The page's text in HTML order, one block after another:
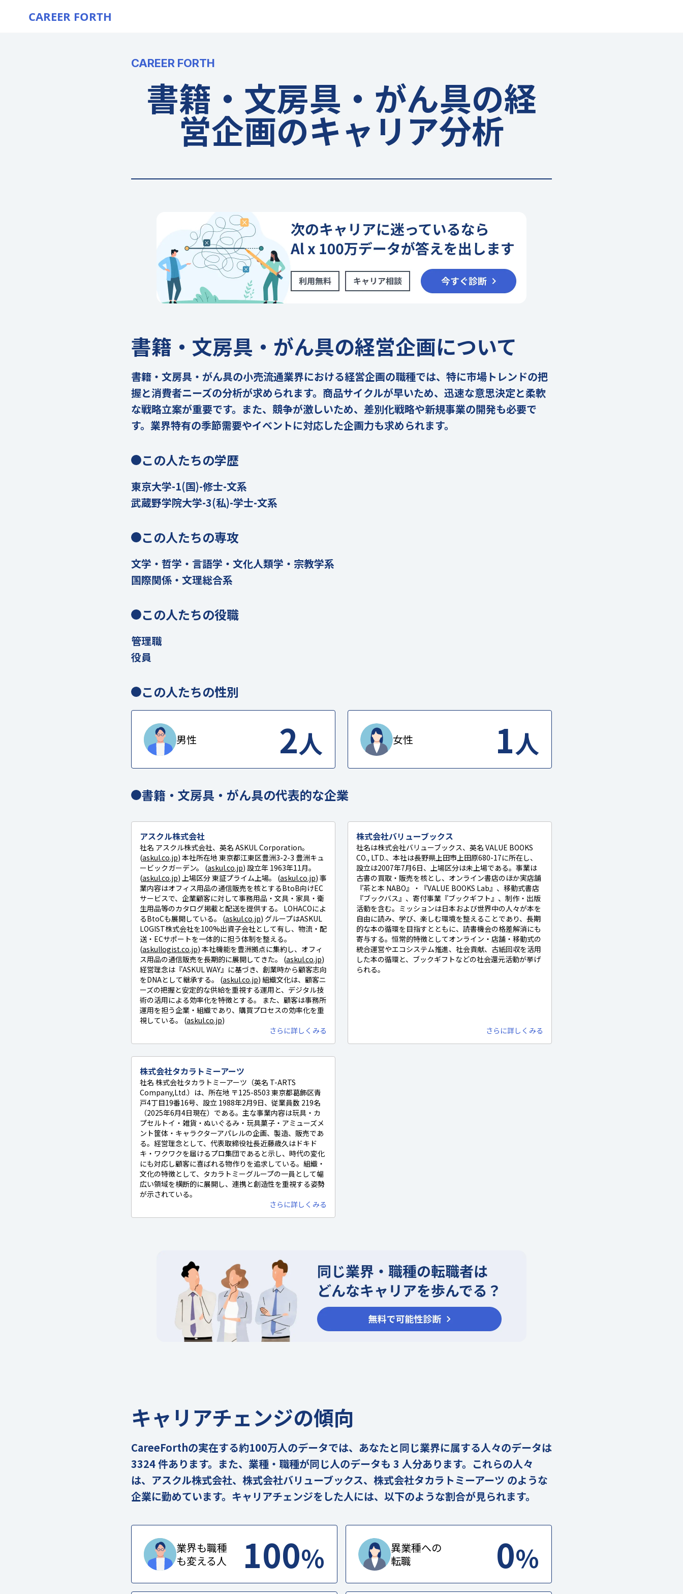
CAREER FORTH
CAREER FORTH
書籍・文房具・がん具の経
営企画のキャリア分析
書籍・文房具・がん具の経営企画について
書籍・文房具・がん具の小売流通業界における経営企画の職種では、特に市場トレンドの把
握と消費者ニーズの分析が求められます。商品サイクルが早いため、迅速な意思決定と柔軟
な戦略立案が重要です。また、競争が激しいため、差別化戦略や新規事業の開発も必要で
す。業界特有の季節需要やイベントに対応した企画力も求められます。
この人たちの学歴
東京大学-1(国)-修士-文系
武蔵野学院大学-3(私)-学士-文系
この人たちの専攻
文学・哲学・言語学・文化人類学・宗教学系
国際関係・文理総合系
この人たちの役職
管理職
役員
この人たちの性別
男性 2人 女性 1人
書籍・文房具・がん具の代表的な企業
アスクル株式会社
社名 アスクル株式会社、英名 ASKUL Corporation。
(askul.co.jp) 本社所在地 東京都江東区豊洲3-2-3 豊洲キュ
ービックガーデン。 (askul.co.jp) 設立年 1963年11月。
(askul.co.jp) 上場区分 東証プライム上場。 (askul.co.jp) 事
業内容はオフィス用品の通信販売を核とするBtoB向けEC
サービスで、企業顧客に対して事務用品・文具・家具・衛
生用品等のカタログ掲載と配送を提供する。 LOHACOによ
るBtoCも展開している。 (askul.co.jp) グループはASKUL
LOGIST株式会社を100%出資子会社として有し、物流・配
送・ECサポートを一体的に担う体制を整える。
(askullogist.co.jp) 本社機能を豊洲拠点に集約し、オフィ
ス用品の通信販売を長期的に展開してきた。 (askul.co.jp)
経営理念は『ASKUL WAY』に基づき、創業時から顧客志向
をDNAとして継承する。 (askul.co.jp) 組織文化は、顧客ニ
ーズの把握と安定的な供給を重視する運用と、デジタル技
術の活用による効率化を特徴とする。 また、顧客は事務所
運用を担う企業・組織であり、購買プロセスの効率化を重
視している。 (askul.co.jp)
さらに詳しくみる
株式会社バリューブックス
社名は株式会社バリューブックス、英名 VALUE BOOKS
CO., LTD.、本社は長野県上田市上田原680-17に所在し、
設立は2007年7月6日、上場区分は未上場である。事業は
古書の買取・販売を核とし、オンライン書店のほか実店舗
『茶と本 NABO』・『VALUE BOOKS Lab』、移動式書店
『ブックバス』、寄付事業『ブックギフト』、制作・出版
活動を含む。ミッションは日本および世界中の人々が本を
自由に読み、学び、楽しむ環境を整えることであり、長期
的な本の循環を目指すとともに、読書機会の格差解消にも
寄与する。恒常的特徴としてオンライン・店舗・移動式の
統合運営やエコシステム推進、社会貢献、古紙回収を活用
した本の循環と、ブックギフトなどの社会還元活動が挙げ
られる。
さらに詳しくみる
株式会社タカラトミーアーツ
社名 株式会社タカラトミーアーツ（英名 T-ARTS
Company,Ltd.）は、所在地 〒125-8503 東京都葛飾区青
戸4丁目19番16号、設立 1988年2月9日、従業員数 219名
（2025年6月4日現在）である。主な事業内容は玩具・カ
プセルトイ・雑貨・ぬいぐるみ・玩具菓子・アミューズメ
ント筐体・キャラクターアパレルの企画、製造、販売であ
る。経営理念として、代表取締役社長近藤歳久はドキド
キ・ワクワクを届けるプロ集団であると示し、時代の変化
にも対応し顧客に喜ばれる物作りを追求している。組織・
文化の特徴として、タカラトミーグループの一員として幅
広い領域を横断的に展開し、連携と創造性を重視する姿勢
が示されている。
さらに詳しくみる
キャリアチェンジの傾向
CareeForthの実在する約100万人のデータでは、あなたと同じ業界に属する人々のデータは
3324 件あります。また、業種・職種が同じ人のデータも 3 人分あります。これらの人々
は、アスクル株式会社、株式会社バリューブックス、株式会社タカラトミーアーツ のような
企業に勤めています。キャリアチェンジをした人には、以下のような割合が見られます。
業界も職種
も変える人
100%
異業種への
転職
0%